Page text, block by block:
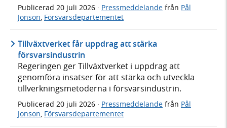
Publicerad 20 juli 2026 · Pressmeddelande från Pål
Jonson, Försvarsdepartementet
Tillväxtverket får uppdrag att stärka
försvarsindustrin
Regeringen ger Tillväxtverket i uppdrag att
genomföra insatser för att stärka och utveckla
tillverkningsmetoderna i försvarsindustrin.
Publicerad 20 juli 2026 · Pressmeddelande från Pål
Jonson Försvarsdepartementet